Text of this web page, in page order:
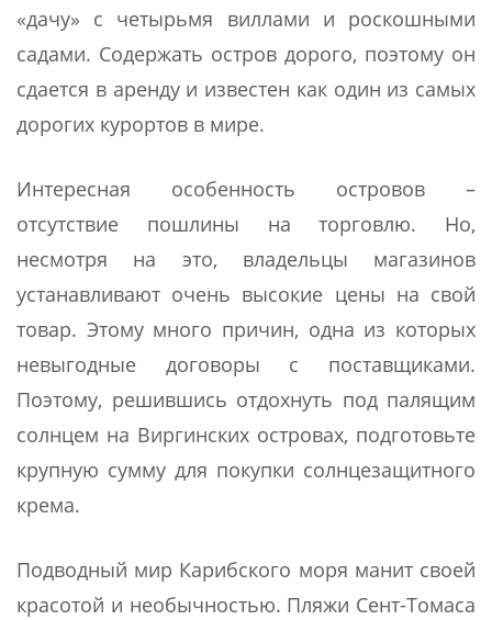
«дачу» с четырьмя виллами и роскошными
садами. Содержать остров дорого, поэтому он
сдается в аренду и известен как один из самых
дорогих курортов в мире.
Интересная особенность островов –
отсутствие пошлины на торговлю. Но,
несмотря на это, владельцы магазинов
устанавливают очень высокие цены на свой
товар. Этому много причин, одна из которых
невыгодные договоры с поставщиками.
Поэтому, решившись отдохнуть под палящим
солнцем на Виргинских островах, подготовьте
крупную сумму для покупки солнцезащитного
крема.
Подводный мир Карибского моря манит своей
красотой и необычностью. Пляжи Сент-Томаса